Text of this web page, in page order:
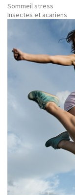
Sommeil stress
Insectes et acariens